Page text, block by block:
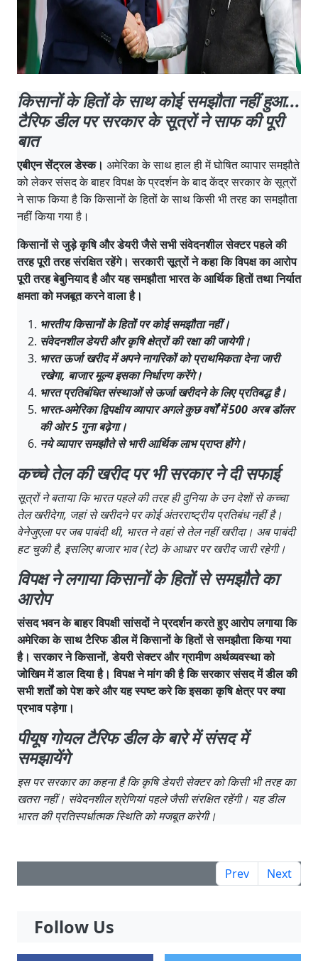
किसानों के हितों के साथ कोई समझौता नहीं हुआ...
टैरिफ डील पर सरकार के सूत्रों ने साफ की पूरी
बात
एबीएन सेंट्रल डेस्क। अमेरिका के साथ हाल ही में घोषित व्यापार समझौते
को लेकर संसद के बाहर विपक्ष के प्रदर्शन के बाद केंद्र सरकार के सूत्रों
ने साफ किया है कि किसानों के हितों के साथ किसी भी तरह का समझौता
नहीं किया गया है।
किसानों से जुड़े कृषि और डेयरी जैसे सभी संवेदनशील सेक्टर पहले की
तरह पूरी तरह संरक्षित रहेंगे। सरकारी सूत्रों ने कहा कि विपक्ष का आरोप
पूरी तरह बेबुनियाद है और यह समझौता भारत के आर्थिक हितों तथा निर्यात
क्षमता को मजबूत करने वाला है।
भारतीय किसानों के हितों पर कोई समझौता नहीं।
संवेदनशील डेयरी और कृषि क्षेत्रों की रक्षा की जायेगी।
भारत ऊर्जा खरीद में अपने नागरिकों को प्राथमिकता देना जारी
रखेगा, बाजार मूल्य इसका निर्धारण करेंगे।
भारत प्रतिबंधित संस्थाओं से ऊर्जा खरीदने के लिए प्रतिबद्ध है।
भारत-अमेरिका द्विपक्षीय व्यापार अगले कुछ वर्षों में 500 अरब डॉलर
की ओर 5 गुना बढ़ेगा।
नये व्यापार समझौते से भारी आर्थिक लाभ प्राप्त होंगे।
कच्चे तेल की खरीद पर भी सरकार ने दी सफाई
सूत्रों ने बताया कि भारत पहले की तरह ही दुनिया के उन देशों से कच्चा
तेल खरीदेगा, जहां से खरीदने पर कोई अंतरराष्ट्रीय प्रतिबंध नहीं है।
वेनेजुएला पर जब पाबंदी थी, भारत ने वहां से तेल नहीं खरीदा। अब पाबंदी
हट चुकी है, इसलिए बाजार भाव (रेट) के आधार पर खरीद जारी रहेगी।
विपक्ष ने लगाया किसानों के हितों से समझौते का
आरोप
संसद भवन के बाहर विपक्षी सांसदों ने प्रदर्शन करते हुए आरोप लगाया कि
अमेरिका के साथ टैरिफ डील में किसानों के हितों से समझौता किया गया
है। सरकार ने किसानों, डेयरी सेक्टर और ग्रामीण अर्थव्यवस्था को
जोखिम में डाल दिया है। विपक्ष ने मांग की है कि सरकार संसद में डील की
सभी शर्तों को पेश करे और यह स्पष्ट करे कि इसका कृषि क्षेत्र पर क्या
प्रभाव पड़ेगा।
पीयूष गोयल टैरिफ डील के बारे में संसद में
समझायेंगे
इस पर सरकार का कहना है कि कृषि डेयरी सेक्टर को किसी भी तरह का
खतरा नहीं। संवेदनशील श्रेणियां पहले जैसी संरक्षित रहेंगी। यह डील
भारत की प्रतिस्पर्धात्मक स्थिति को मजबूत करेगी।
Prev Next
Follow Us